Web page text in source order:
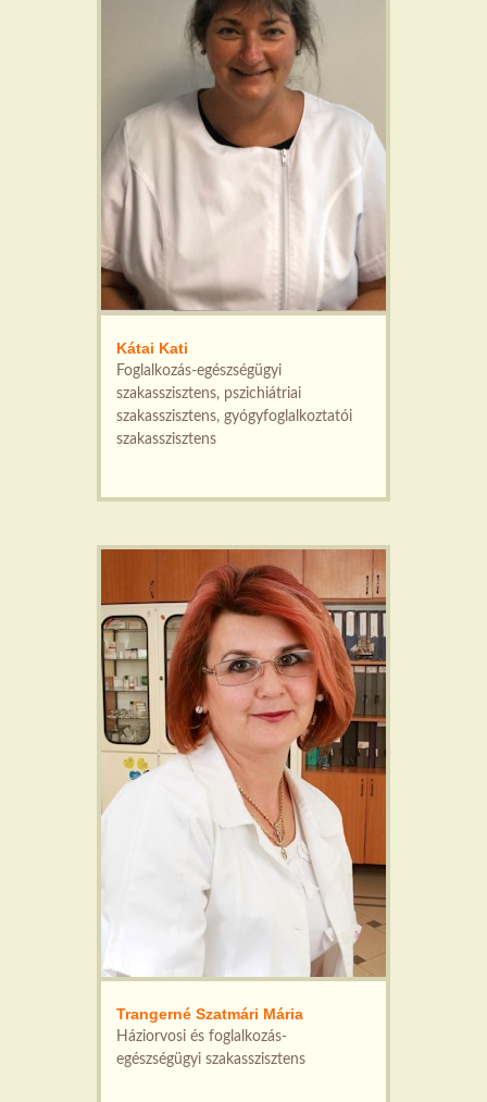
Kátai Kati
Foglalkozás-egészségügyi
szakasszisztens, pszichiátriai
szakasszisztens, gyógyfoglalkoztatói
szakasszisztens
Trangerné Szatmári Mária
Háziorvosi és foglalkozás-
egészségügyi szakasszisztens